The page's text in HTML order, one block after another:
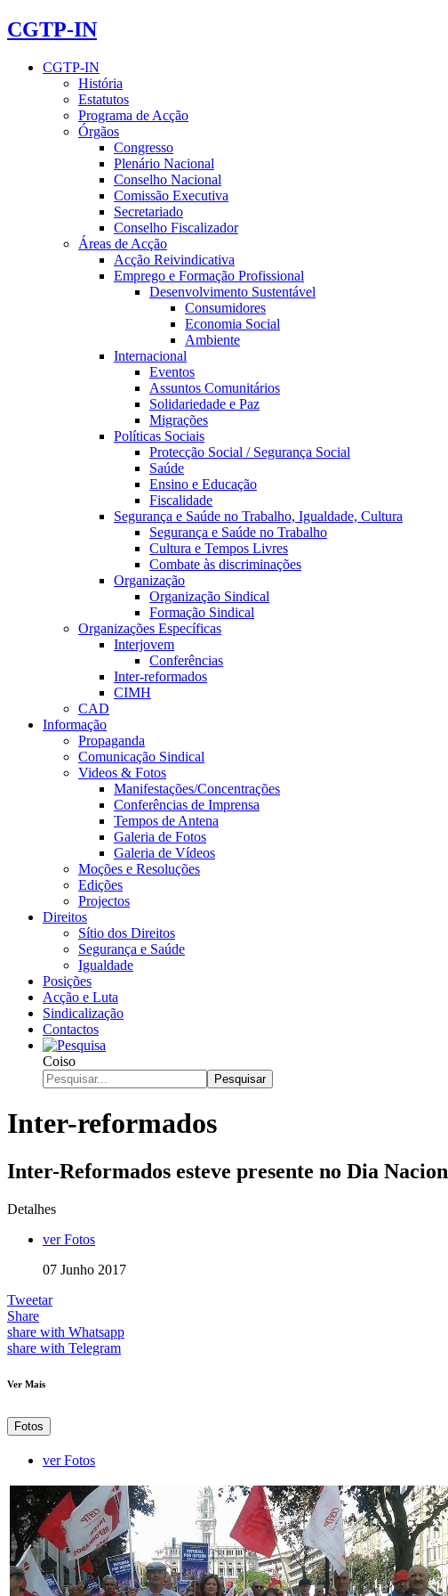
CGTP-IN
CGTP-IN
História
Estatutos
Programa de Acção
Órgãos
Congresso
Plenário Nacional
Conselho Nacional
Comissão Executiva
Secretariado
Conselho Fiscalizador
Áreas de Acção
Acção Reivindicativa
Emprego e Formação Profissional
Desenvolvimento Sustentável
Consumidores
Economia Social
Ambiente
Internacional
Eventos
Assuntos Comunitários
Solidariedade e Paz
Migrações
Políticas Sociais
Protecção Social / Segurança Social
Saúde
Ensino e Educação
Fiscalidade
Segurança e Saúde no Trabalho, Igualdade, Cultura
Segurança e Saúde no Trabalho
Cultura e Tempos Livres
Combate às discriminações
Organização
Organização Sindical
Formação Sindical
Organizações Específicas
Interjovem
Conferências
Inter-reformados
CIMH
CAD
Informação
Propaganda
Comunicação Sindical
Videos & Fotos
Manifestações/Concentrações
Conferências de Imprensa
Tempos de Antena
Galeria de Fotos
Galeria de Vídeos
Moções e Resoluções
Edições
Projectos
Direitos
Sítio dos Direitos
Segurança e Saúde
Igualdade
Posições
Acção e Luta
Sindicalização
Contactos
Coiso
Pesquisar
Inter-reformados
Inter-Reformados esteve presente no Dia
Detalhes
ver Fotos
07 Junho 2017
Tweetar
Share
share with Whatsapp
share with Telegram
Ver Mais
Fotos
ver Fotos